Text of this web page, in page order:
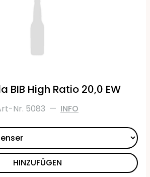
BIB High Ratio 20,0 EW
Nr. 5083 — INFO
HINZUFÜGEN